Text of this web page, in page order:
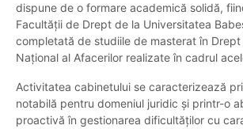
dispune de o formare academică solidă,
Facultății de Drept de la Universitatea
completată de studiile de masterat în Drept
Național al Afacerilor realizate în cadrul
Activitatea cabinetului se caracterizează
notabilă pentru domeniul juridic și printr-o
proactivă în gestionarea dificultăților cu